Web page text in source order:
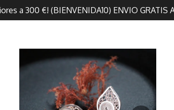
a 300 €! (BIENVENIDA10) ENVIO GRATIS